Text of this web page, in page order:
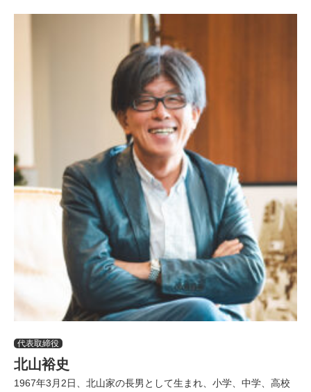
代表取締役
北山裕史
1967年3月2日、北山家の長男として生まれ、小学、中学、高校